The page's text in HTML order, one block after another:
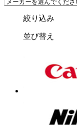
絞り込み
並び替え